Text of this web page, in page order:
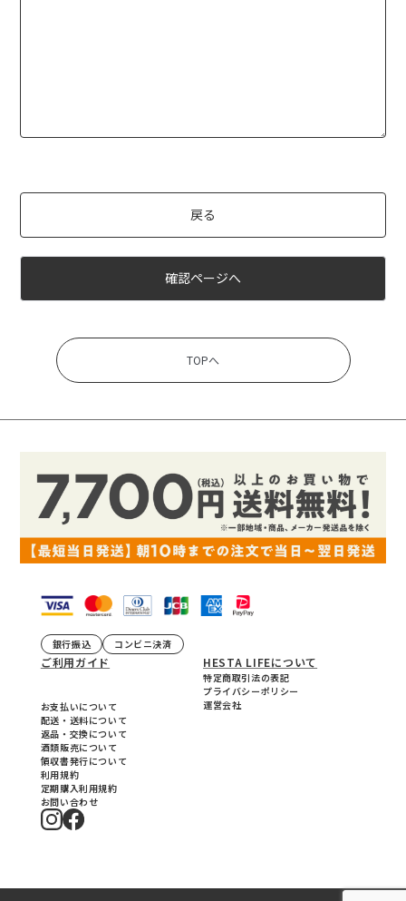
戻る
確認ページへ
TOPへ
銀行振込 コンビニ決済
ご利用ガイド
お支払いについて
配送・送料について
返品・交換について
酒類販売について
領収書発行について
利用規約
定期購入利用規約
お問い合わせ
HESTA LIFEについて
特定商取引法の表記
プライバシーポリシー
運営会社